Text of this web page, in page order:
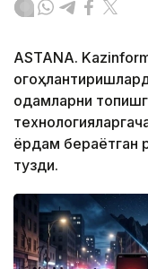
ASTANA.
одамларни
ёрдам бераётган
тузди.